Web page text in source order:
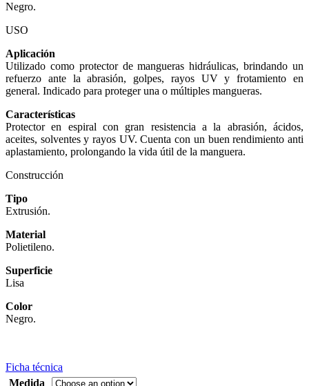
Negro.
USO
Aplicación
Utilizado como protector de mangueras hidráulicas, brindando un
refuerzo ante la abrasión, golpes, rayos UV y frotamiento en
general. Indicado para proteger una o múltiples mangueras.
Características
Protector en espiral con gran resistencia a la abrasión, ácidos,
aceites, solventes y rayos UV. Cuenta con un buen rendimiento anti
aplastamiento, prolongando la vida útil de la manguera.
Construcción
Tipo
Extrusión.
Material
Polietileno.
Superficie
Lisa
Color
Negro.
Ficha técnica
Medida